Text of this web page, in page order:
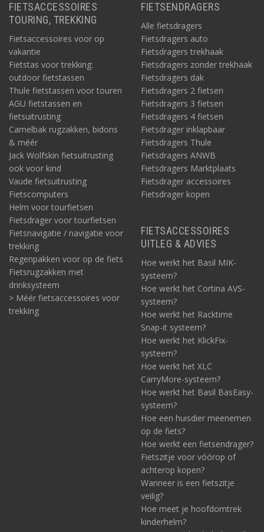
FIETSACCESSOIRES
TOURING, TREKKING
Fietsaccessoires voor op
vakantie
Fietstas voor trekking:
outdoor fietstassen
Thule fietstassen voor touren
AGU fietstassen en
fietsuitrusting
Camelbak rugzakken, bidons
& méér
Jack Wolfskin fietsuitrusting
ook voor kind
Vaude fietsuitrusting
Fietscomputers
Helm voor tourfietsen
Fietsdrager voor tourfietsen
Fietsnavigatie / navigatie voor
trekking
Regenpakken voor op de fiets
Fietsrugzakken met
drinksysteem
> Méér fietsaccessoires voor
trekking
FIETSENDRAGERS
Alle fietsdragers
Fietsdragers auto
Fietsdragers trekhaak
Fietsdragers zonder trekhaak
Fietsdragers dak
Fietsdragers 2 fietsen
Fietsdragers 3 fietsen
Fietsdragers 4 fietsen
Fietsdrager inklapbaar
Fietsdragers Thule
Fietsdragers ANWB
Fietsdragers Marktplaats
Fietsdrager accessoires
Fietsdrager kopen
FIETSACCESSOIRES
UITLEG & ADVIES
Hoe werkt het Basil MIK-
systeem?
Hoe werkt het Cortina AVS-
systeem?
Hoe werkt het Racktime
Snap-it systeem?
Hoe werkt het KlickFix-
systeem?
Hoe werkt het XLC
CarryMore-systeem?
Hoe werkt het Basil BasEasy-
systeem?
Hoe een huisdier meenemen
op de fiets?
Hoe werkt een fietsendrager?
Fietszitje voor vóórop of
achterop kopen?
Wanneer is een fietszitje
veilig?
Hoe meet je hoofdomtrek
kinderhelm?